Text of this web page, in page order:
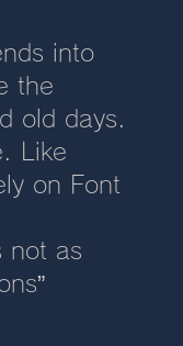
into
the
old days.
Like
on Font
not as